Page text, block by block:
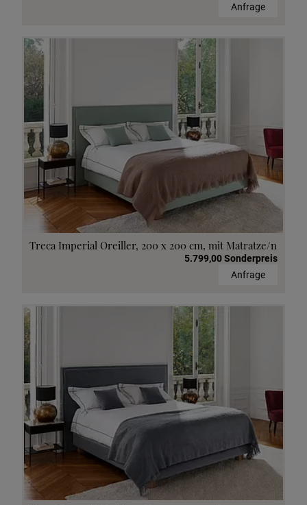
Anfrage
Treca Imperial Oreiller, 200 x 200 cm, mit Matratze/n
5.799,00 Sonderpreis
Anfrage